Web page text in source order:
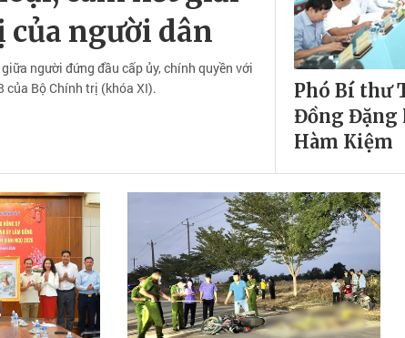
người dân
người đứng đầu cấp ủy, chính quyền với
Bộ Chính trị (khóa XI).
Phó Bí thư
Đồng Đặng
Hàm Kiệm